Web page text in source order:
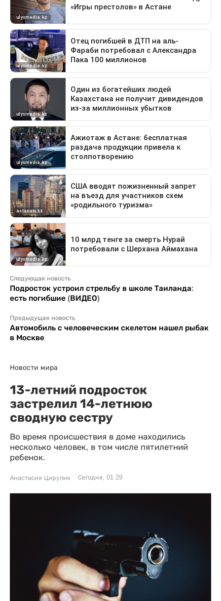
Следующая новость
Подросток устроил стрельбу в школе Таиланда:
есть погибшие (ВИДЕО)
Предыдущая новость
Автомобиль с человеческим скелетом нашел рыбак
в Москве
Новости мира
13-летний подросток
застрелил 14-летнюю
сводную сестру
Во время происшествия в доме находились
несколько человек, в том числе пятилетний
ребенок.
Анастасия Цирулик Сегодня, 01:29